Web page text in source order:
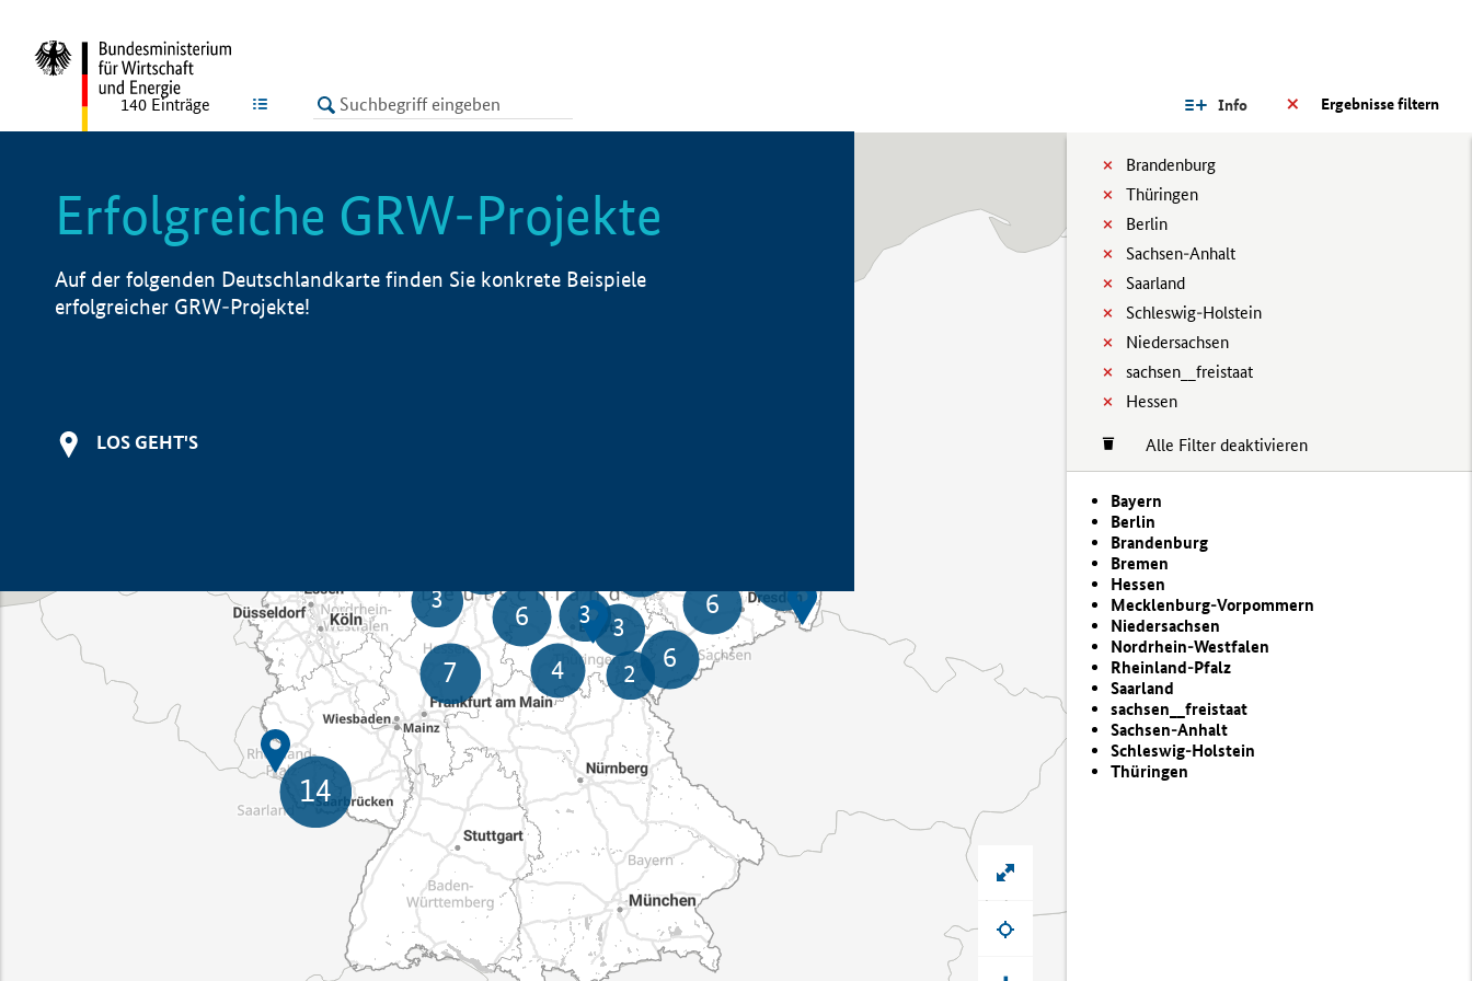
LISTE Ergebnisse filtern
Info
Brandenburg
Thüringen
Berlin
Sachsen-Anhalt
Saarland
Schleswig-Holstein
Niedersachsen
sachsen__freistaat
Hessen
Alle Filter deaktivieren
Bayern
Berlin
Brandenburg
Bremen
Hessen
Mecklenburg-Vorpommern
Niedersachsen
Nordrhein-Westfalen
Rheinland-Pfalz
Saarland
sachsen__freistaat
Sachsen-Anhalt
Schleswig-Holstein
Thüringen
140 Einträge
Erfolgreiche GRW-Projekte
Auf der folgenden Deutschlandkarte finden Sie konkrete Beispiele
erfolgreicher GRW-Projekte!
LOS GEHT'S